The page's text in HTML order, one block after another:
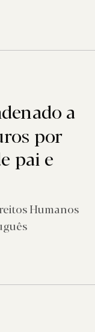
a
por
pai e
Humanos